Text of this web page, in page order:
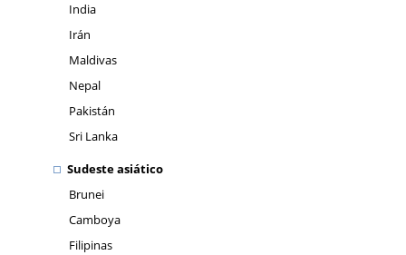
India
Irán
Maldivas
Nepal
Pakistán
Sri Lanka
Sudeste asiático
Brunei
Camboya
Filipinas